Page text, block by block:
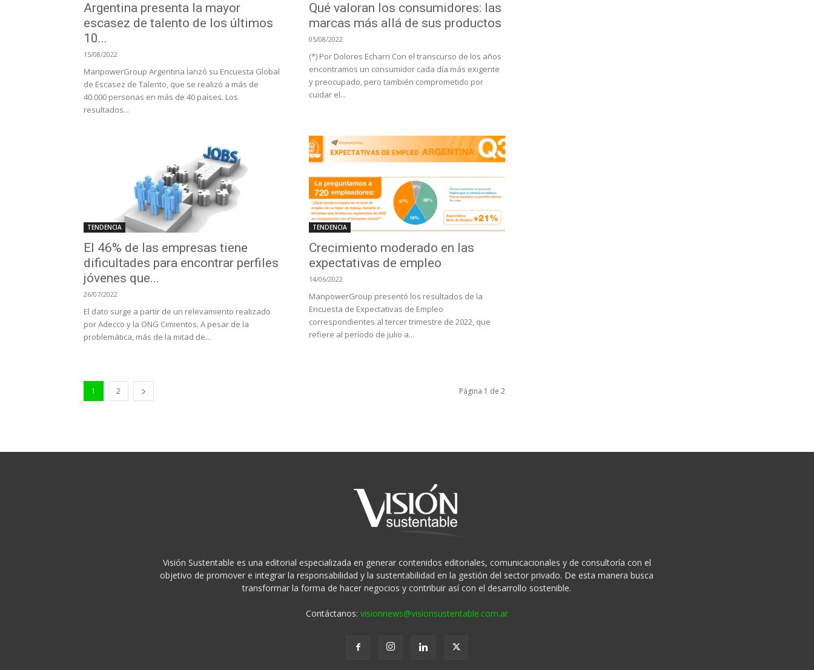
Argentina presenta la mayor
escasez de talento de los últimos
10...
15/08/2022
ManpowerGroup Argentina lanzó su Encuesta Global
de Escasez de Talento, que se realizó a más de
40.000 personas en más de 40 países. Los
resultados...
Qué valoran los consumidores: las
marcas más allá de sus productos
05/08/2022
(*) Por Dolores Echarri Con el transcurso de los años
encontramos un consumidor cada día más exigente
y preocupado, pero también comprometido por
cuidar el...
TENDENCIA
El 46% de las empresas tiene
dificultades para encontrar perfiles
jóvenes que...
26/07/2022
El dato surge a partir de un relevamiento realizado
por Adecco y la ONG Cimientos. A pesar de la
problemática, más de la mitad de...
TENDENCIA
Crecimiento moderado en las
expectativas de empleo
14/06/2022
ManpowerGroup presentó los resultados de la
Encuesta de Expectativas de Empleo
correspondientes al tercer trimestre de 2022, que
refiere al período de julio a...
1 2 Página 1 de 2
Visión Sustentable es una editorial especializada en generar contenidos editoriales, comunicacionales y de consultoría con el
objetivo de promover e integrar la responsabilidad y la sustentabilidad en la gestión del sector privado. De esta manera busca
transformar la forma de hacer negocios y contribuir así con el desarrollo sostenible.
Contáctanos: visionnews@visionsustentable.com.ar